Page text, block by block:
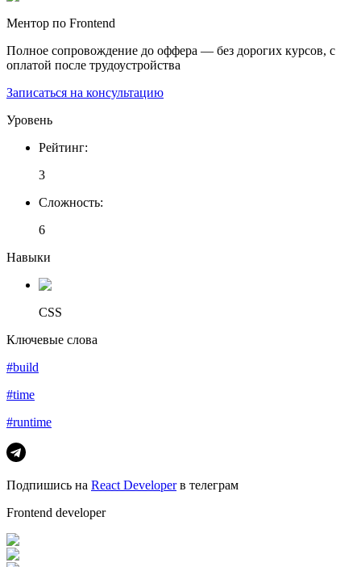
Ментор по Frontend
Полное сопровождение до оффера — без дорогих курсов, с
оплатой после трудоустройства
Записаться на консультацию
Уровень
Рейтинг:
3
Сложность:
6
Навыки
CSS
Ключевые слова
#build
#time
#runtime
Подпишись на React Developerв телеграм
Frontend developer